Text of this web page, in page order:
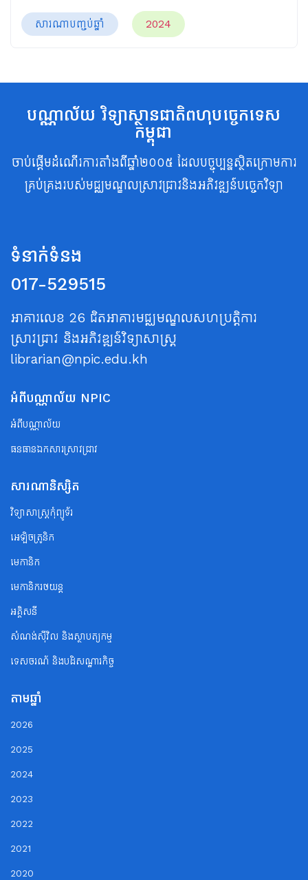
សារណាបញ្ចប់ឆ្នាំ 2024
បណ្ណាល័យ វិទ្យាស្ថានជាតិពហុបច្ចេកទេស
កម្ពុជា
ចាប់ផ្តើមដំណើរការតាំងពីឆ្នាំ២០០៥ ដែលបច្ចុប្បន្នស្ថិតក្រោមការ
គ្រប់គ្រងរបស់មជ្ឈមណ្ឌលស្រាវជ្រាវនិងអភិវឌ្ឍន៍បច្ចេកវិទ្យា
ទំនាក់ទំនង
017-529515
អាគារលេខ 26 ជិតអាគារមជ្ឈមណ្ឌលសហប្រត្តិការ
ស្រាវជ្រាវ និងអភិវឌ្ឍន៍វិទ្យាសាស្ត្រ
librarian@npic.edu.kh
អំពីបណ្ណាល័យ NPIC
អំពីបណ្ណាល័យ
ធនធានឯកសារស្រាវជ្រាវ
សារណានិស្សិត
វិទ្យាសាស្ត្រកុំព្យូទ័រ
អេឡិចត្រូនិក
មេកានិក
មេកានិករថយន្ត
អគ្គិសនី
សំណង់ស៊ីវិល និងស្ថាបត្យកម្ម
ទេសចរណ័ និងបដិសណ្ឋារកិច្ច
តាមឆ្នាំ
2026
2025
2024
2023
2022
2021
2020